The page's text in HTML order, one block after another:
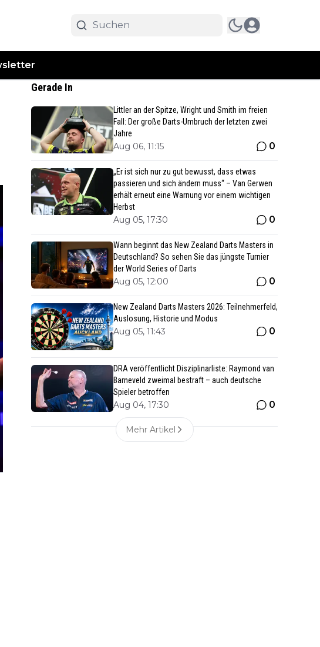
Gerade In
Littler an der Spitze, Wright und Smith im freien
Fall: Der große Darts-Umbruch der letzten zwei
Jahre
Aug 06, 11:15 0
„Er ist sich nur zu gut bewusst, dass etwas
passieren und sich ändern muss“ – Van Gerwen
erhält erneut eine Warnung vor einem wichtigen
Herbst
Aug 05, 17:30 0
Wann beginnt das New Zealand Darts Masters in
Deutschland? So sehen Sie das jüngste Turnier
der World Series of Darts
Aug 05, 12:00 0
New Zealand Darts Masters 2026: Teilnehmerfeld,
Auslosung, Historie und Modus
Aug 05, 11:43 0
DRA veröffentlicht Disziplinarliste: Raymond van
Barneveld zweimal bestraft – auch deutsche
Spieler betroffen
Aug 04, 17:30 0
Mehr Artikel